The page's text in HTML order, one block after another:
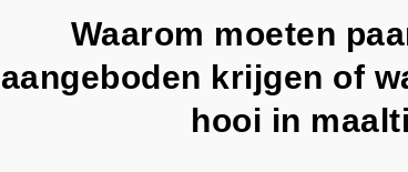
Waarom moeten
aangeboden krijgen of
hooi in